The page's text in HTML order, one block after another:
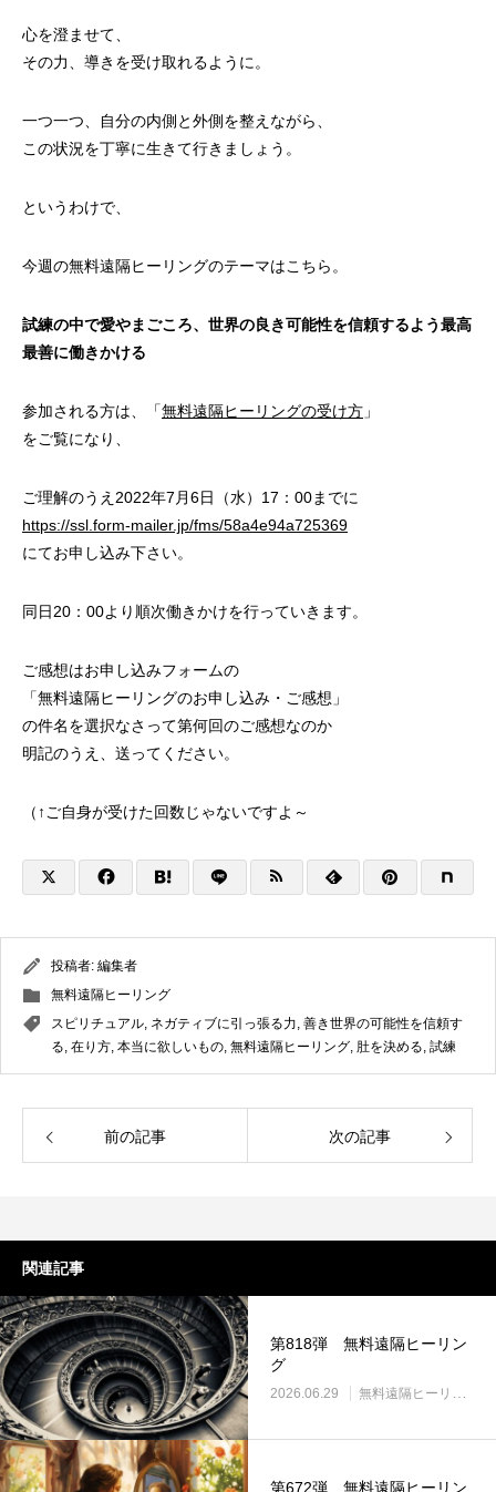
心を澄ませて、
その力、導きを受け取れるように。
一つ一つ、自分の内側と外側を整えながら、
この状況を丁寧に生きて行きましょう。
というわけで、
今週の無料遠隔ヒーリングのテーマはこちら。
試練の中で愛やまごころ、世界の良き可能性を信頼するよう最高
最善に働きかける
参加される方は、「無料遠隔ヒーリングの受け方 」
をご覧になり、
ご理解のうえ2022年7月6日（水）17：00までに
https://ssl.form-mailer.jp/fms/58a4e94a725369
にてお申し込み下さい。
同日20：00より順次働きかけを行っていきます。
ご感想はお申し込みフォームの
「無料遠隔ヒーリングのお申し込み・ご感想」
の件名を選択なさって第何回のご感想なのか
明記のうえ、送ってください。
（↑ご自身が受けた回数じゃないですよ～
投稿者: 編集者
無料遠隔ヒーリング
スピリチュアル, ネガティブに引っ張る力, 善き世界の可能性を信頼す
る, 在り方, 本当に欲しいもの, 無料遠隔ヒーリング, 肚を決める, 試練
前の記事 次の記事
関連記事
第818弾 無料遠隔ヒーリン
グ
2026.06.29 無料遠隔ヒーリング
第672弾 無料遠隔ヒーリン